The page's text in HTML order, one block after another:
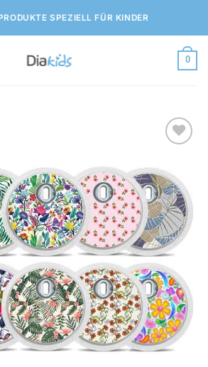
SPEZIELL FÜR KINDER
0
Wunschliste
hinzufügen